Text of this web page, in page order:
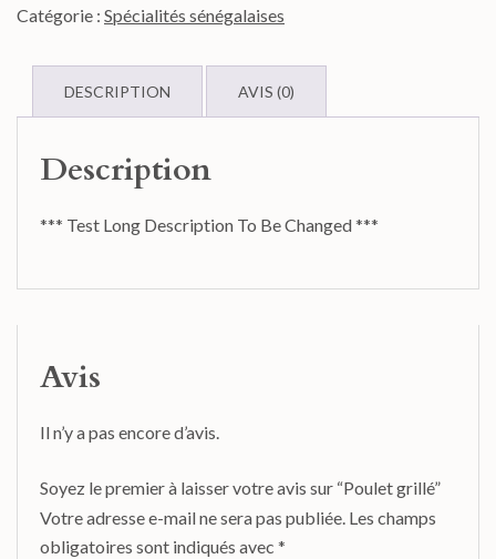
Catégorie : Spécialités sénégalaises
DESCRIPTION AVIS (0)
Description
*** Test Long Description To Be Changed ***
Avis
Il n’y a pas encore d’avis.
Soyez le premier à laisser votre avis sur “Poulet grillé”
Votre adresse e-mail ne sera pas publiée. Les champs
obligatoires sont indiqués avec *